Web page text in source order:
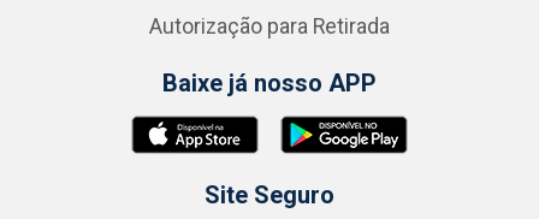
Autorização para Retirada
Baixe já nosso APP
Site Seguro